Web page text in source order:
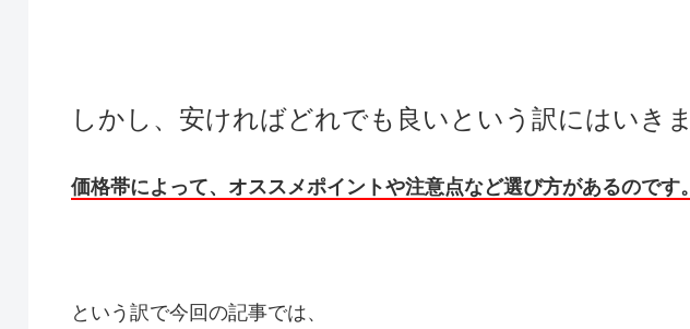
しかし、安ければどれでも良いという訳にはいきま
価格帯によって、オススメポイントや注意点など選び方があるのです。
という訳で今回の記事では、